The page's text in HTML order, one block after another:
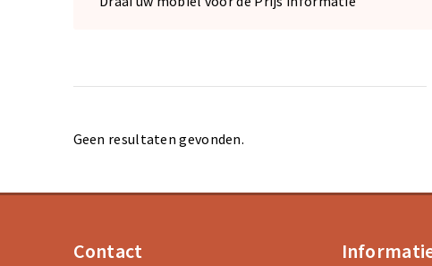
Geen resultaten gevonden.
Contact